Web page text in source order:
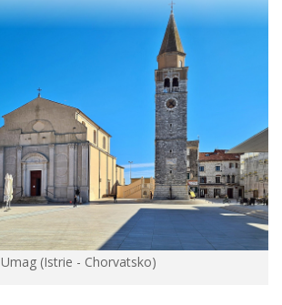
Umag (Istrie - Chorvatsko)